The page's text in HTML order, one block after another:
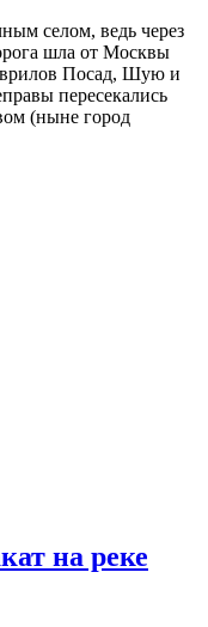
селом, ведь через
шла от Москвы
Посад, Шую и
пересекались
(ныне город
на реке